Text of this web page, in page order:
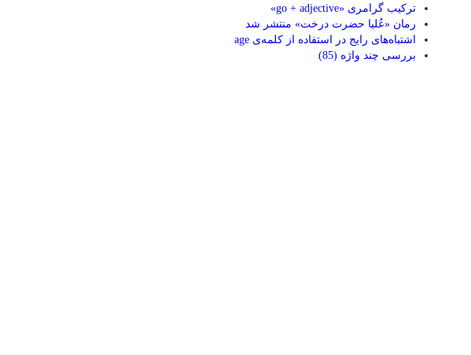
ترکیب گرامری «go + adjective»
رمان «عُلیا حضرت درخت» منتشر شد
اشتباه‌های رایج در استفاده از کلمه‌ی age
بررسی چند واژه (85)